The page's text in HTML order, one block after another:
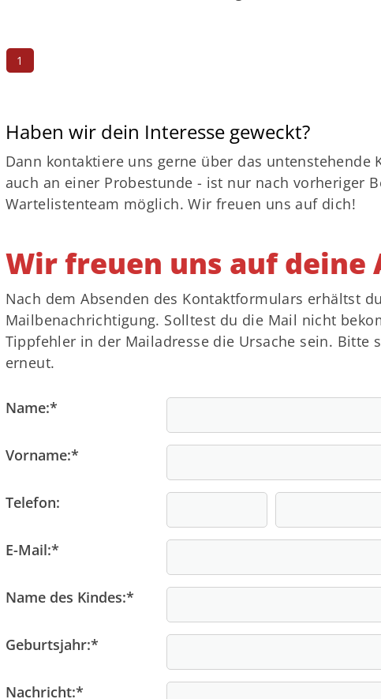
1
Haben wir dein Interesse geweckt?
Dann kontaktiere uns gerne über das untenstehende
auch an einer Probestunde - ist nur nach vorheriger
Wartelistenteam möglich. Wir freuen uns auf dich!
Wir freuen uns auf deine
Nach dem Absenden des Kontaktformulars erhältst
Mailbenachrichtigung. Solltest du die Mail nicht
Tippfehler in der Mailadresse die Ursache sein. Bitte
erneut.
Name:*
Vorname:*
Telefon:
E-Mail:*
Name des Kindes:*
Geburtsjahr:*
Nachricht:*